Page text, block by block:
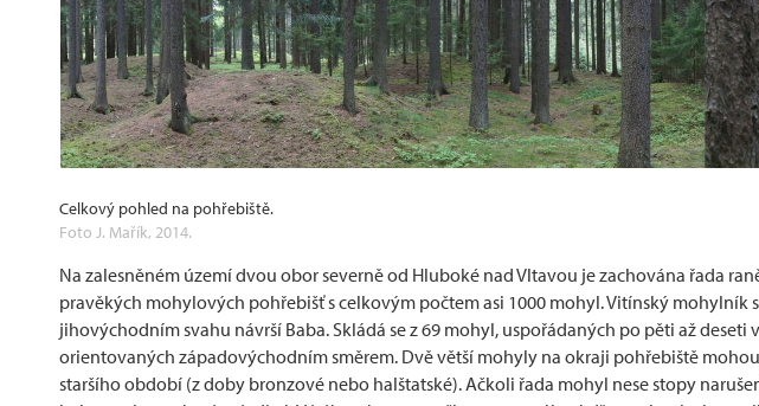
Celkový pohled na pohřebiště.
Foto J. Mařík, 2014.
Na zalesněném území dvou obor severně od Hluboké nad Vltavou je zachována řada
pravěkých mohylových pohřebišť s celkovým počtem asi 1000 mohyl. Vitínský mohylník
jihovýchodním svahu návrší Baba. Skládá se z 69 mohyl, uspořádaných po pěti až deseti
orientovaných západovýchodním směrem. Dvě větší mohyly na okraji pohřebiště
staršího období (z doby bronzové nebo halštatské). Ačkoli řada mohyl nese stopy